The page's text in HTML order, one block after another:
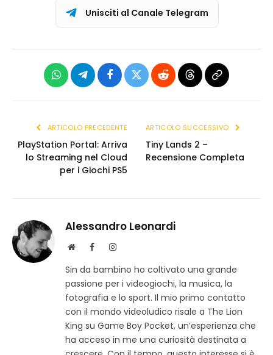
Unisciti al Canale Telegram
WhatsAppTelegramFacebook
X
Reddit ThreadsCopia
ARTICOLO PRECEDENTE
PlayStation Portal: Arriva
lo Streaming nel Cloud
per i Giochi PS5
ARTICOLO SUCCESSIVO
Tiny Lands 2 –
Recensione Completa
Alessandro Leonardi
S
t
o
w
F
c
e
b
I
s
t
a
m
Sin da bambino ho coltivato una grande
passione per i videogiochi, la musica, la
fotografia e lo sport. Il mio primo contatto
con il mondo videoludico risale a The Lion
King su Game Boy Pocket, un’esperienza che
ha acceso in me una curiosità destinata a